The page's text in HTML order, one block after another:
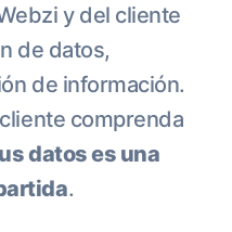
y del cliente
de datos,
de información.
comprenda
datos es una
.